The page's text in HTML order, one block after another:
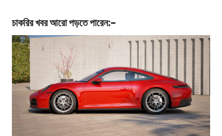
চাকরির খবর আরো পড়তে পারেন:-